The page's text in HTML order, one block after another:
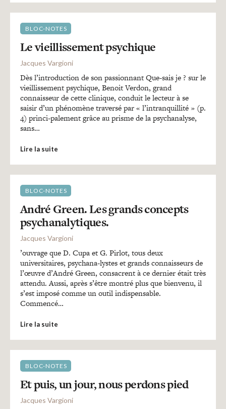
Mon panier
Mon compte
BLOC-NOTES
Et puis, un jour, nous perdons pied
Jacques Vargioni
BLOC-NOTES
Le vieillissement psychique
Jacques Vargioni
Dès l’introduction de son passionnant Que-sais je ? sur le
vieillissement psychique, Benoit Verdon, grand
connaisseur de cette clinique, conduit le lecteur à se
saisir d’un phénomène traversé par « l’intranquillité » (p.
4) princi-palement grâce au prisme de la psychanalyse,
sans…
Lire la suite
BLOC-NOTES
André Green. Les grands concepts
psychanalytiques.
Jacques Vargioni
’ouvrage que D. Cupa et G. Pirlot, tous deux
universitaires, psychana-lystes et grands connaisseurs de
l’œuvre d’André Green, consacrent à ce dernier était très
attendu. Aussi, après s’être montré plus que bienvenu, il
s’est imposé comme un outil indispensable.
Commencé…
Lire la suite